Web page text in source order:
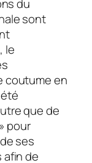
du
sont
le
coutume en
que de
pour
ses
de